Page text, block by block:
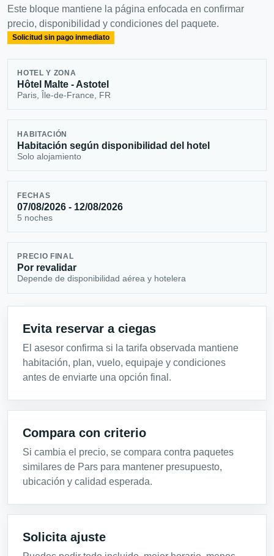
Este bloque mantiene la página enfocada en confirmar
precio, disponibilidad y condiciones del paquete.
Solicitud sin pago inmediato
HOTEL Y ZONA
Hôtel Malte - Astotel
Paris, Île-de-France, FR
HABITACIÓN
Habitación según disponibilidad del hotel
Solo alojamiento
FECHAS
07/08/2026 - 12/08/2026
5 noches
PRECIO FINAL
Por revalidar
Depende de disponibilidad aérea y hotelera
Evita reservar a ciegas
El asesor confirma si la tarifa observada mantiene
habitación, plan, vuelo, equipaje y condiciones
antes de enviarte una opción final.
Compara con criterio
Si cambia el precio, se compara contra paquetes
similares de Pars para mantener presupuesto,
ubicación y calidad esperada.
Solicita ajuste